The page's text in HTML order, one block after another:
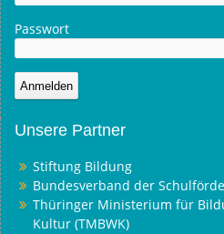
Passwort
Unsere Partner
Stiftung Bildung
Bundesverband der
Thüringer Ministerium für
Kultur (TMBWK)